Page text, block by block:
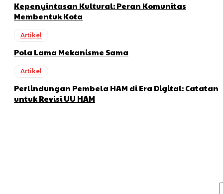
Kepenyintasan Kultural: Peran Komunitas
Membentuk Kota
Artikel
Pola Lama Mekanisme Sama
Artikel
Perlindungan Pembela HAM di Era Digital: Catatan
untuk Revisi UU HAM